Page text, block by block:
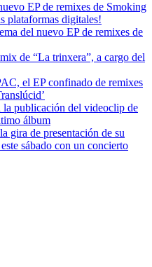
EP de remixes de Smoking
plataformas digitales!
del nuevo EP de remixes de
de “La trinxera”, a cargo del
el EP confinado de remixes
publicación del videoclip de
álbum
gira de presentación de su
sábado con un concierto